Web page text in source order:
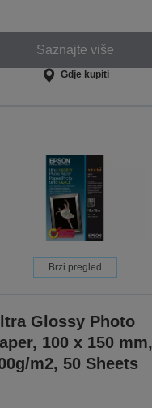
Saznajte više
Gdje kupiti
Brzi pregled
Glossy Photo
100 x 150 mm,
m2, 50 Sheets